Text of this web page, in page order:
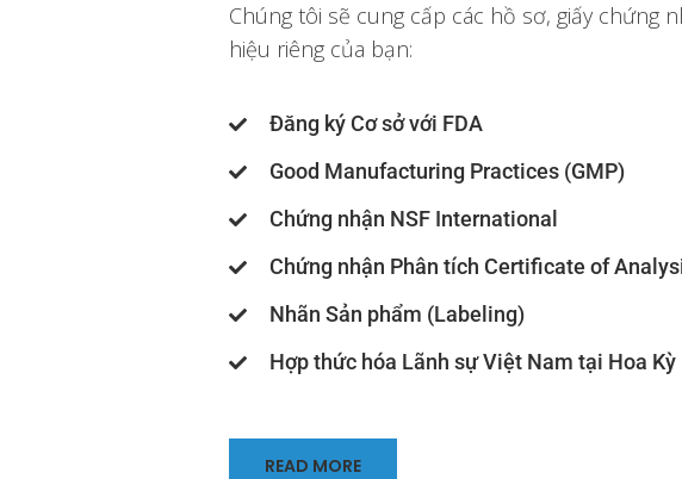
Chúng tôi sẽ cung cấp các hồ sơ, giấy chứng
hiệu riêng của bạn:
Đăng ký Cơ sở với FDA
Good Manufacturing Practices (GMP)
Chứng nhận NSF International
Chứng nhận Phân tích Certificate of
Nhãn Sản phẩm (Labeling)
Hợp thức hóa Lãnh sự Việt Nam tại Hoa Kỳ
READ MORE